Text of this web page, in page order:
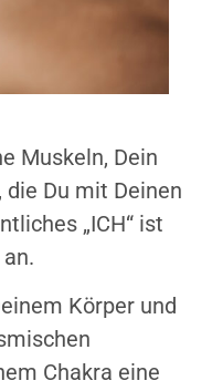
Muskeln, Dein
Du mit Deinen
„ICH“ ist
Körper und
Chakra eine